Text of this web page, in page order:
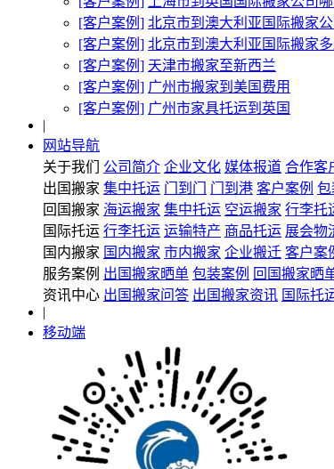
[客户案例] 北京市到澳大利亚国际搬家
[客户案例] 北京市到澳大利亚国际搬家
[客户案例] 天津市搬家至新西兰
[客户案例] 广州市搬家到美国费用
[客户案例] 广州市家具托运到英国
|
网站导航
关于我们
公司简介 企业文化 媒体报道 合作客
出国搬家 集中托运 门到门 门到港 客户案例 包
回国搬家 海运搬家 集中托运 空运搬家 行李托
国际托运 行李托运 运输特产 商品托运 展会物
国内搬家 国内搬家 市内搬家 企业搬迁 客户案
服务案例 出国搬家晒单 包装案例 回国搬家晒
资讯中心 出国搬家问答 出国搬家资讯 国际托
|
移动端